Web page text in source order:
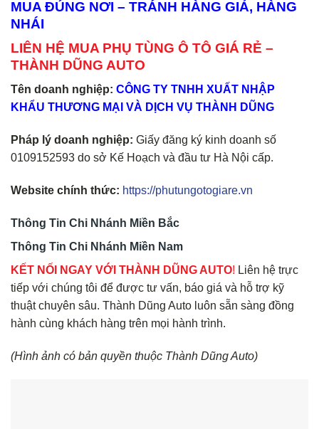
MUA ĐÚNG NƠI – TRÁNH HÀNG GIẢ, HÀNG
NHÁI
LIÊN HỆ MUA PHỤ TÙNG Ô TÔ GIÁ RẺ –
THÀNH DŨNG AUTO
Tên doanh nghiệp: CÔNG TY TNHH XUẤT NHẬP
KHẨU THƯƠNG MẠI VÀ DỊCH VỤ THÀNH DŨNG
Pháp lý doanh nghiệp: Giấy đăng ký kinh doanh số
0109152593 do sở Kế Hoạch và đầu tư Hà Nội cấp.
Website chính thức: https://phutungotogiare.vn
Thông Tin Chi Nhánh Miền Bắc
Thông Tin Chi Nhánh Miền Nam
KẾT NỐI NGAY VỚI THÀNH DŨNG AUTO! Liên hệ trực
tiếp với chúng tôi để được tư vấn, báo giá và hỗ trợ kỹ
thuật chuyên sâu. Thành Dũng Auto luôn sẵn sàng đồng
hành cùng khách hàng trên mọi hành trình.
(Hình ảnh có bản quyền thuộc Thành Dũng Auto)